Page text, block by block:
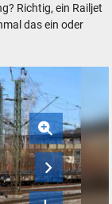
Richtig, ein Railjet
das ein oder